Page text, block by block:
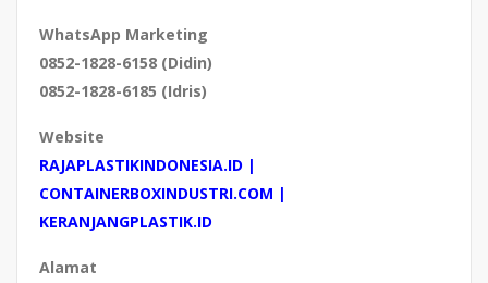
WhatsApp Marketing
0852-1828-6158 (Didin)
0852-1828-6185 (Idris)
Website
RAJAPLASTIKINDONESIA.ID |
CONTAINERBOXINDUSTRI.COM |
KERANJANGPLASTIK.ID
Alamat